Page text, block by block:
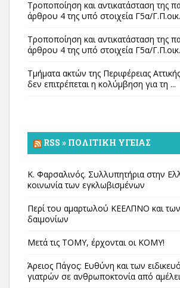
Τροποποίηση και αντικατάσταση της
άρθρου 4 της υπό στοιχεία Γ5α/
Τροποποίηση και αντικατάσταση της
άρθρου 4 της υπό στοιχεία Γ5α/
Τμήματα ακτών της Περιφέρειας
δεν επιτρέπεται η κολύμβηση για τη ...
RSS » ΠΟΛΙΤΙΚΉ ΥΓΕΊΑΣ
Κ. Φαρσαλινός. Συλλυπητήρια στην
κοινωνία των εγκλωβισμένων
Περί του αμαρτωλού ΚΕΕΛΠΝΟ και
δαιμονίων
Μετά τις ΤΟΜΥ, έρχονται οι ΚΟΜΥ!
Άρειος Πάγος: Ευθύνη και των
γιατρών σε ανθρωποκτονία από